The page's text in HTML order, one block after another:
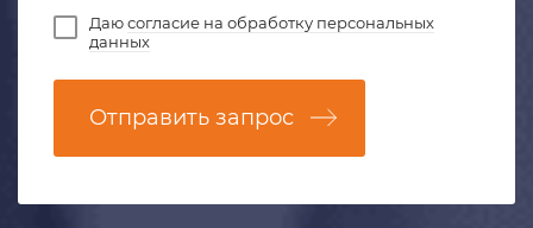
Даюсогласие на обработку персональных
данных
Отправить запрос